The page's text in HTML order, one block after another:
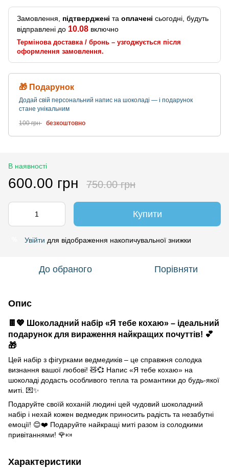
Замовлення, підтверджені та оплачені сьогодні, будуть
відправлені до 10.08 включно
Термінова доставка / бронь – узгоджується після
оформлення замовлення.
🎁 Подарунок
Додай свій персональний напис на шоколаді — і подарунок
стане унікальним
100 грн безкоштовно
В наявності
600.00 грн 750.00 грн
Купити
Увійти для відображення накопичувальної знижки
До обраного Порівняти
Опис
🍫💖 Шоколадний набір «Я тебе кохаю» – ідеальний
подарунок для вираження найкращих почуттів! 💕
🎁
Цей набір з фігурками ведмедиків – це справжня солодка
визнання вашої любові! 🧸💞 Напис «Я тебе кохаю» на
шоколаді додасть особливого тепла та романтики до будь-якої
миті. 💌✨
Подаруйте своїй коханій людині цей чудовий шоколадний
набір і нехай кожен ведмедик приносить радість та незабутні
емоції! 😊❤️ Подаруйте найкращі миті разом із солодкими
привітаннями! 🌹🍬
Характеристики